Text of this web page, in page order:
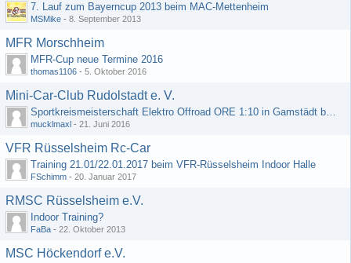
7. Lauf zum Bayerncup 2013 beim MAC-Mettenheim
MSMike - 8. September 2013
MFR Morschheim
MFR-Cup neue Termine 2016
thomas1106 - 5. Oktober 2016
Mini-Car-Club Rudolstadt e. V.
Sportkreismeisterschaft Elektro Offroad ORE 1:10 in Gamstädt bei Erfurt, Outdoor mit Indoor Ausweichmöglichkeit!!!
mucklmaxl - 21. Juni 2016
VFR Rüsselsheim Rc-Car
Training 21.01/22.01.2017 beim VFR-Rüsselsheim Indoor Halle
FSchimm - 20. Januar 2017
RMSC Rüsselsheim e.V.
Indoor Training?
FaBa - 22. Oktober 2013
MSC Höckendorf e.V.